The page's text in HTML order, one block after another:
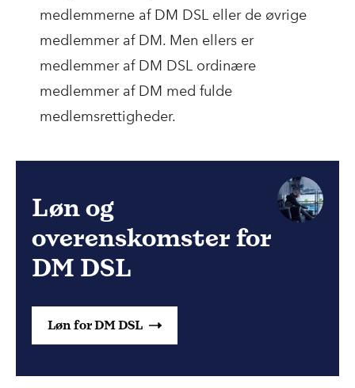
medlemmerne af DM DSL eller de øvrige
medlemmer af DM. Men ellers er
medlemmer af DM DSL ordinære
medlemmer af DM med fulde
medlemsrettigheder.
Løn og
overenskomster for
DM DSL
Løn for DM DSL